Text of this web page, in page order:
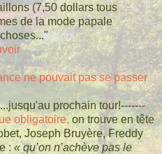
(7,50 dollars tous
de la mode papale
ne pouvait pas se passer
prochain tour!-------
obligatoire, on trouve en tête
Joseph Bruyère, Freddy
:« qu’on n’achève pas le